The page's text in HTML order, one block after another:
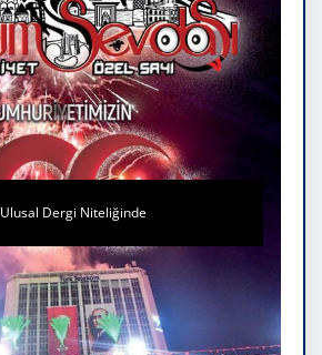
Ulusal Dergi Niteliğinde